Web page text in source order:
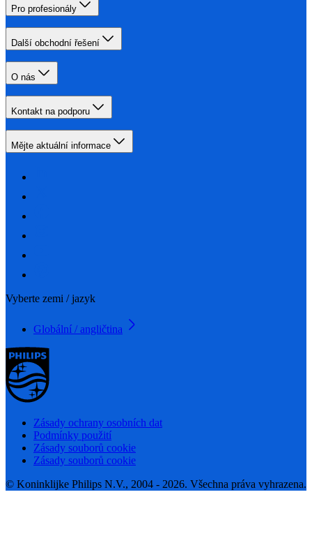
Pro profesionály
Další obchodní řešení
O nás
Kontakt na podporu
Mějte aktuální informace
Vyberte zemi / jazyk
Globální / angličtina
Zásady ochrany osobních dat
Podmínky použití
Zásady souborů cookie
Zásady souborů cookie
© Koninklijke Philips N.V., 2004 - 2026. Všechna práva vyhrazena.